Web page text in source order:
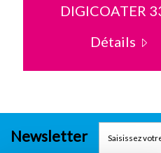
DIGICOATER
Détails
Newsletter